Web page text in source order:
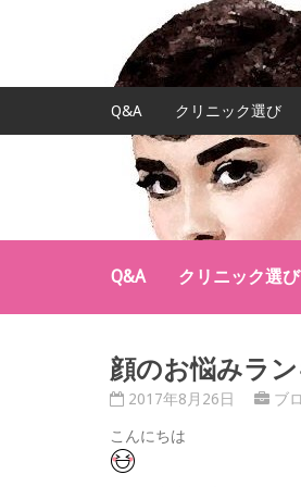
Q&A クリニック選び
Q&A クリニック選び
顔のお悩みラ
2017年8月26日 ブ
こんにちは